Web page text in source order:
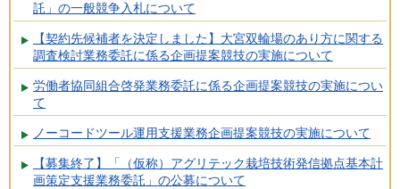
託」の一般競争入札について
【契約先候補者を決定しました】大宮双輪場のあり方に関する
調査検討業務委託に係る企画提案競技の実施について
労働者協同組合啓発業務委託に係る企画提案競技の実施につい
て
ノーコードツール運用支援業務企画提案競技の実施について
【募集終了】「（仮称）アグリテック栽培技術発信拠点基本計
画策定支援業務委託」の公募について